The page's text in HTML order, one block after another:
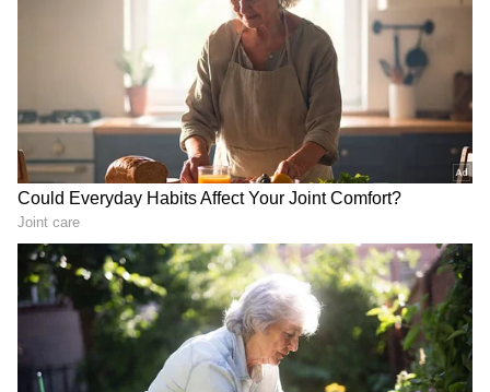
Top 10 Test Cricket Spinners: టెస్ట్ క్రికెట్‌లో
అత్యధిక వికెట్లు తీసిన టాప్-10 స్పిన్నర్లు ఎవరు?
3
5
Image Credit :Cricket Australia Twitter
13 సిక్సర్లు, 10 ఫోర్లతో 125 పరుగులు
మొదటి ఓవర్‌ నుంచి సిక్సర్లు, ఫోర్ల వర్షం కురిపించాడు